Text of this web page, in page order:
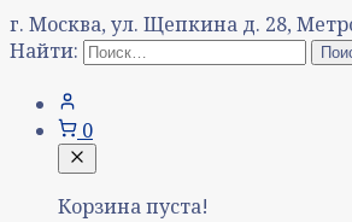
г. Москва, ул. Щепкина д. 28,
Найти:
0
Корзина пуста!